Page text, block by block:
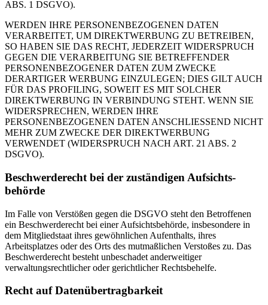
ABS. 1 DSGVO).
WERDEN IHRE PERSONENBEZOGENEN DATEN
VERARBEITET, UM DIREKTWERBUNG ZU BETREIBEN,
SO HABEN SIE DAS RECHT, JEDERZEIT WIDERSPRUCH
GEGEN DIE VERARBEITUNG SIE BETREFFENDER
PERSONENBEZOGENER DATEN ZUM ZWECKE
DERARTIGER WERBUNG EINZULEGEN; DIES GILT AUCH
FÜR DAS PROFILING, SOWEIT ES MIT SOLCHER
DIREKTWERBUNG IN VERBINDUNG STEHT. WENN SIE
WIDERSPRECHEN, WERDEN IHRE
PERSONENBEZOGENEN DATEN ANSCHLIESSEND NICHT
MEHR ZUM ZWECKE DER DIREKTWERBUNG
VERWENDET (WIDERSPRUCH NACH ART. 21 ABS. 2
DSGVO).
Beschwerde­recht bei der zuständigen Aufsichts­
behörde
Im Falle von Verstößen gegen die DSGVO steht den Betroffenen
ein Beschwerderecht bei einer Aufsichtsbehörde, insbesondere in
dem Mitgliedstaat ihres gewöhnlichen Aufenthalts, ihres
Arbeitsplatzes oder des Orts des mutmaßlichen Verstoßes zu. Das
Beschwerderecht besteht unbeschadet anderweitiger
verwaltungsrechtlicher oder gerichtlicher Rechtsbehelfe.
Recht auf Daten­übertrag­barkeit